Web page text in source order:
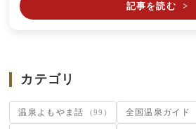
記事を読む >
カテゴリ
温泉よもやま話 (99) 全国温泉ガイド